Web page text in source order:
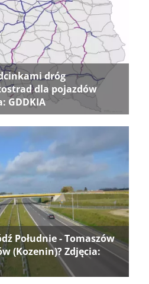
dróg
dla pojazdów
GDDKIA
Południe - Tomaszów
(Kozenin)? Zdjęcia: